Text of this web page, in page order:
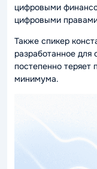
цифровыми
цифровыми
Также спикер
разработанное для
постепенно
минимума.